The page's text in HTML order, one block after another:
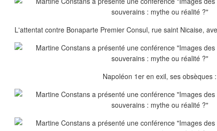
L'attentat contre Bonaparte Premier Consul, rue saint Nicaise,
Napoléon 1er en exil, ses obsèques :